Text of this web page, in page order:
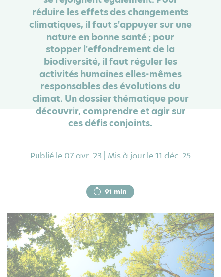
réduire les effets des changements
climatiques, il faut s'appuyer sur une
nature en bonne santé ; pour
stopper l'effondrement de la
biodiversité, il faut réguler les
activités humaines elles-mêmes
responsables des évolutions du
climat. Un dossier thématique pour
découvrir, comprendre et agir sur
ces défis conjoints.
Publié le 07 avr .23 | Mis à jour le 11 déc .25
91 min